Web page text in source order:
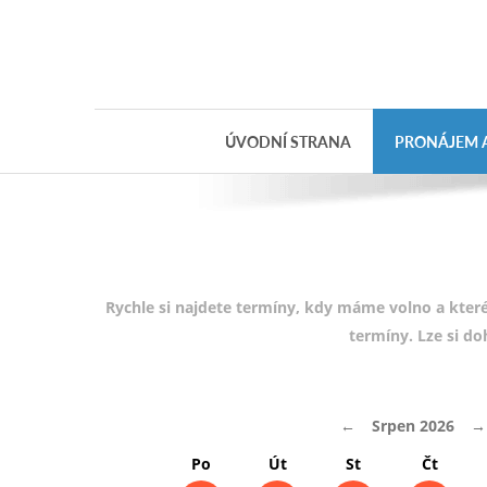
ÚVODNÍ STRANA PRONÁJEM
Rychle si najdete termíny, kdy máme volno a
termíny. Lze si
← Srpen 2026
→
Po
Út St Čt
poukazu